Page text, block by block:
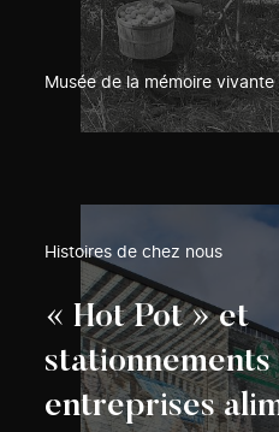
Musée de la mémoire vivante
Histoires de chez nous
« Hot Pot » et
stationnements
entreprises